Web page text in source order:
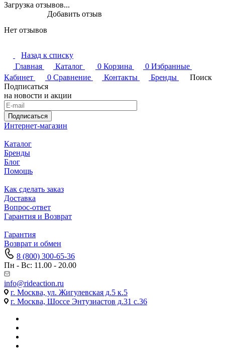
Загрузка отзывов...
Нет отзывов
Добавить отзыв
Назад к списку
Главная
Каталог 0 Корзина 0 Избранные
Кабинет
0 Сравнение Контакты Бренды
Поиск
Подписаться
на новости и акции
Подписаться
Интернет-магазин
Каталог
Бренды
Блог
Помощь
Как сделать заказ
Доставка
Вопрос-ответ
Гарантия и Возврат
Гарантия
Возврат и обмен
8 (800) 300-65-36
Пн - Вс: 11.00 - 20.00
info@rideaction.ru
г. Москва, ул. Жигулевская д.5 к.5
г. Москва, Шоссе Энтузиастов д.31 с.36